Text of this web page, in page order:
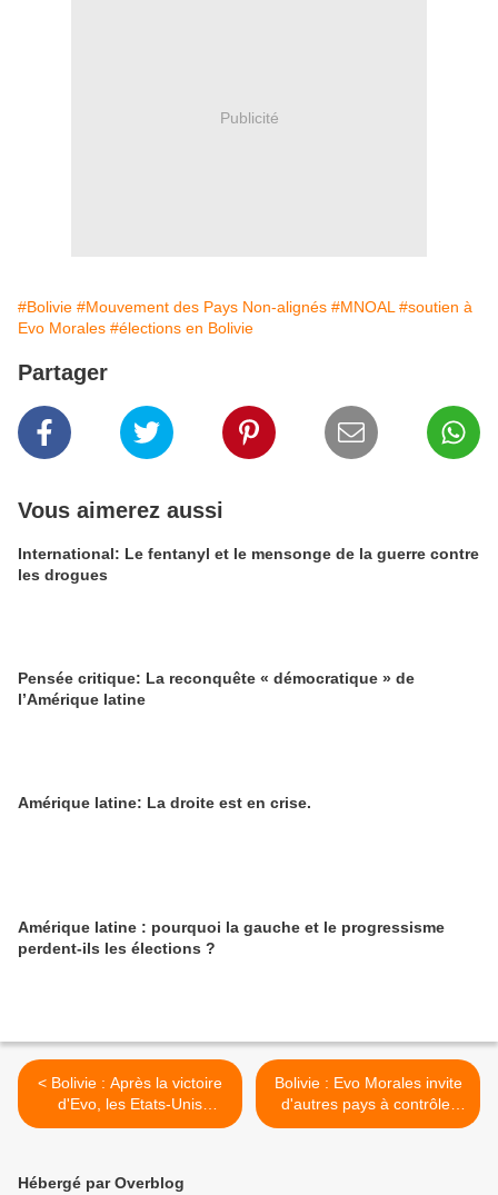
Publicité
#Bolivie #Mouvement des Pays Non-alignés #MNOAL #soutien à
Evo Morales #élections en Bolivie
Partager
Vous aimerez aussi
International: Le fentanyl et le mensonge de la guerre contre
les drogues
Pensée critique: La reconquête « démocratique » de
l’Amérique latine
Amérique latine: La droite est en crise.
Amérique latine : pourquoi la gauche et le progressisme
perdent-ils les élections ?
< Bolivie : Après la victoire
d'Evo, les Etats-Unis
conçoivent et financent un
Bolivie : Evo Morales invite
d'autres pays à contrôler
les élections >
Hébergé par Overblog